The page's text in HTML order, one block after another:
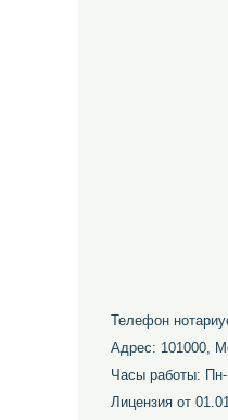
Телефон
Адрес: 101000,
Часы работы:
Лицензия от